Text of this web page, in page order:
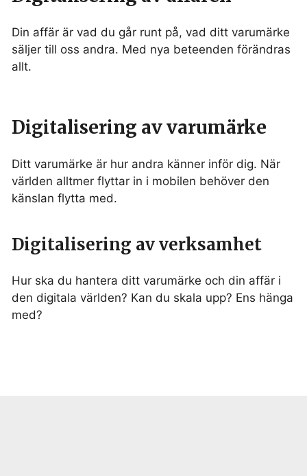
Din affär är vad du går runt på, vad ditt varumärke
säljer till oss andra. Med nya beteenden förändras
allt.
Digitalisering av varumärke
Ditt varumärke är hur andra känner inför dig. När
världen alltmer flyttar in i mobilen behöver den
känslan flytta med.
Digitalisering av verksamhet
Hur ska du hantera ditt varumärke och din affär i
den digitala världen? Kan du skala upp? Ens hänga
med?